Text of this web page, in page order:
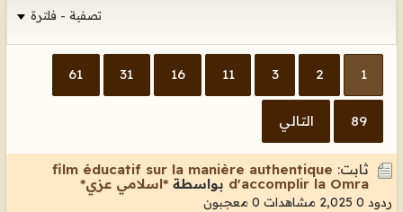
تصفية - فلترة
1
2
3
11
16
31
61
89 التالي
ثابت: film éducatif sur la manière authentique
d'accomplir la Omra بواسطة *اسلامي عزي*
ردود 0 2,025 مشاهدات
0 معجبون